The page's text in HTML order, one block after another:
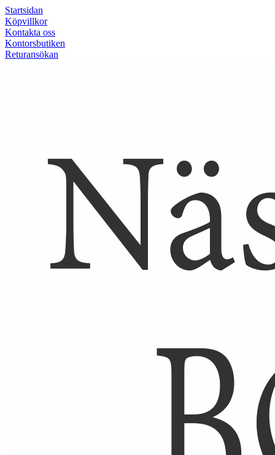
Startsidan
Köpvillkor
Kontakta oss
Kontorsbutiken
Returansökan